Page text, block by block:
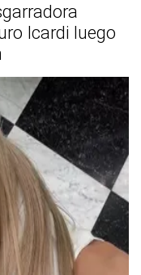
Icardi luego